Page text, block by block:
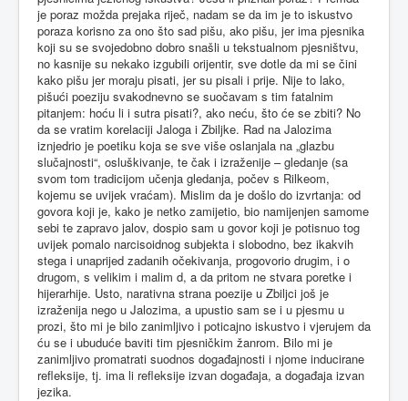
je poraz možda prejaka riječ, nadam se da im je to iskustvo
poraza korisno za ono što sad pišu, ako pišu, jer ima pjesnika
koji su se svojedobno dobro snašli u tekstualnom pjesništvu,
no kasnije su nekako izgubili orijentir, sve dotle da mi se čini
kako pišu jer moraju pisati, jer su pisali i prije. Nije to lako,
pišući poeziju svakodnevno se suočavam s tim fatalnim
pitanjem: hoću li i sutra pisati?, ako neću, što će se zbiti? No
da se vratim korelaciji Jaloga i Zbiljke. Rad na Jalozima
iznjedrio je poetiku koja se sve više oslanjala na „glazbu
slučajnosti“, osluškivanje, te čak i izraženije – gledanje (sa
svom tom tradicijom učenja gledanja, počev s Rilkeom,
kojemu se uvijek vraćam). Mislim da je došlo do izvrtanja: od
govora koji je, kako je netko zamijetio, bio namijenjen samome
sebi te zapravo jalov, dospio sam u govor koji je potisnuo tog
uvijek pomalo narcisoidnog subjekta i slobodno, bez ikakvih
stega i unaprijed zadanih očekivanja, progovorio drugim, i o
drugom, s velikim i malim d, a da pritom ne stvara poretke i
hijerarhije. Usto, narativna strana poezije u Zbiljci još je
izraženija nego u Jalozima, a upustio sam se i u pjesmu u
prozi, što mi je bilo zanimljivo i poticajno iskustvo i vjerujem da
ću se i ubuduće baviti tim pjesničkim žanrom. Bilo mi je
zanimljivo promatrati suodnos događajnosti i njome inducirane
refleksije, tj. ima li refleksije izvan događaja, a događaja izvan
jezika.